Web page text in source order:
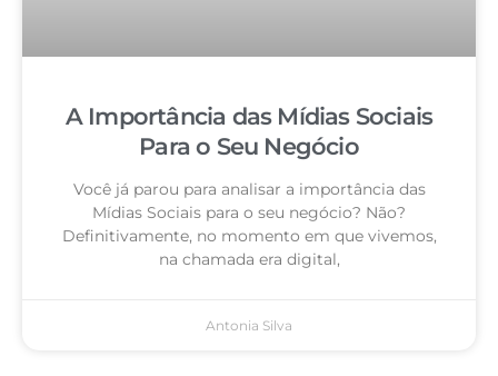
A Importância das Mídias Sociais
Para o Seu Negócio
Você já parou para analisar a importância das
Mídias Sociais para o seu negócio? Não?
Definitivamente, no momento em que vivemos,
na chamada era digital,
Antonia Silva